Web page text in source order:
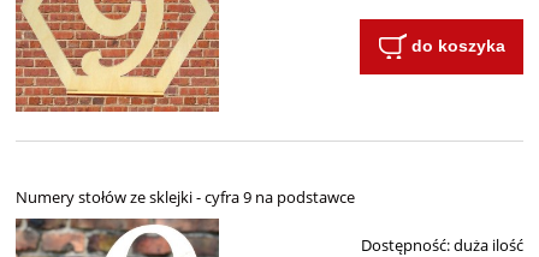
do koszyka
Numery stołów ze sklejki - cyfra 9 na podstawce
Dostępność:duża ilość